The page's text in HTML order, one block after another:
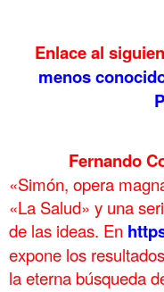
Enlace al
menos
Fernando
«Simón, opera
«La Salud» y una
de las ideas. En
expone los
la eterna búsqueda